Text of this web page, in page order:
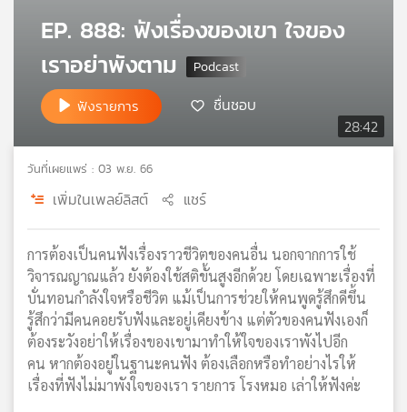
วิทยุ
28:42
EP. 888: ฟังเรื่องของเขา ใจของ
เราอย่าพังตาม
ฟังรายการ ชื่นชอบ
วันที่เผยแพร่ : 03 พ.ย. 66
เพิ่มในเพลย์ลิสต์ แชร์
การต้องเป็นคนฟังเรื่องราวชีวิตของคนอื่น นอกจากการใช้
วิจารณญาณแล้ว ยังต้องใช้สติขั้นสูงอีกด้วย โดยเฉพาะเรื่องที่
บั่นทอนกำลังใจหรือชีวิต แม้เป็นการช่วยให้คนพูดรู้สึกดีขึ้น
รู้สึกว่ามีคนคอยรับฟังและอยู่เคียงข้าง แต่ตัวของคนฟังเองก็
ต้องระวังอย่าให้เรื่องของเขามาทำให้ใจของเราพังไปอีก
คน หากต้องอยู่ในฐานะคนฟัง ต้องเลือกหรือทำอย่างไรให้
เรื่องที่ฟังไม่มาพังใจของเรา รายการ โรงหมอ เล่าให้ฟังค่ะ